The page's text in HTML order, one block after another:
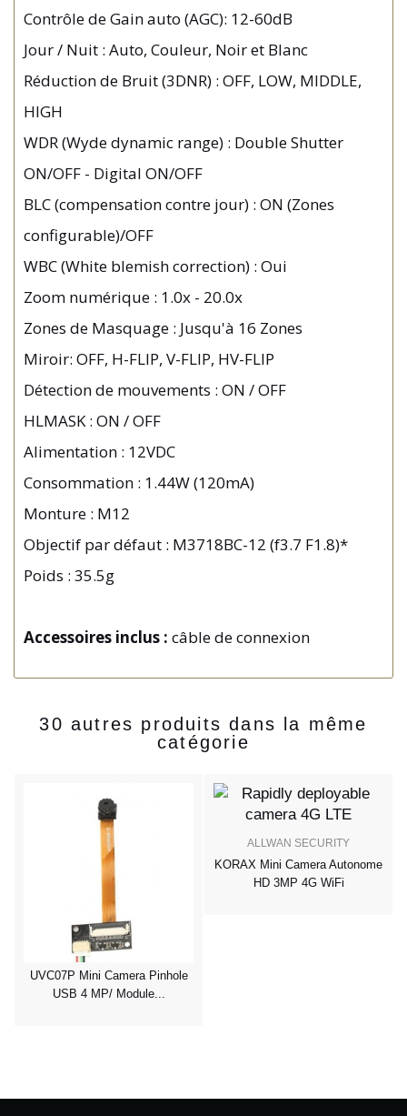
Contrôle de Gain auto (AGC): 12-60dB
Jour / Nuit : Auto, Couleur, Noir et Blanc
Réduction de Bruit (3DNR) : OFF, LOW, MIDDLE,
HIGH
WDR (Wyde dynamic range) : Double Shutter
ON/OFF - Digital ON/OFF
BLC (compensation contre jour) : ON (Zones
configurable)/OFF
WBC (White blemish correction) : Oui
Zoom numérique : 1.0x - 20.0x
Zones de Masquage : Jusqu'à 16 Zones
Miroir: OFF, H-FLIP, V-FLIP, HV-FLIP
Détection de mouvements : ON / OFF
HLMASK : ON / OFF
Alimentation : 12VDC
Consommation : 1.44W (120mA)
Monture : M12
Objectif par défaut : M3718BC-12 (f3.7 F1.8)*
Poids : 35.5g
Accessoires inclus : câble de connexion
30 autres produits dans la même
catégorie
UVC07P Mini Camera Pinhole
USB 4 MP/ Module...
ALLWAN SECURITY
KORAX Mini Camera Autonome
HD 3MP 4G WiFi